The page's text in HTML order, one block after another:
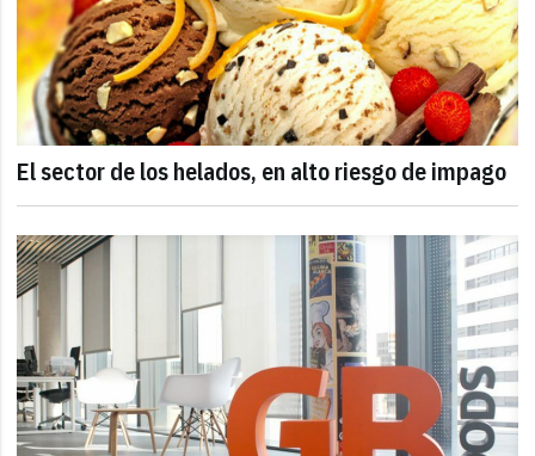
El sector de los helados, en alto riesgo de impago